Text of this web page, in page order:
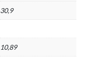
30,9
10,89